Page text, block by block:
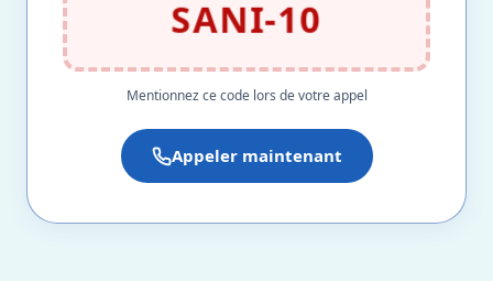
SANI-10
Mentionnez ce code lors de votre appel
Appeler maintenant